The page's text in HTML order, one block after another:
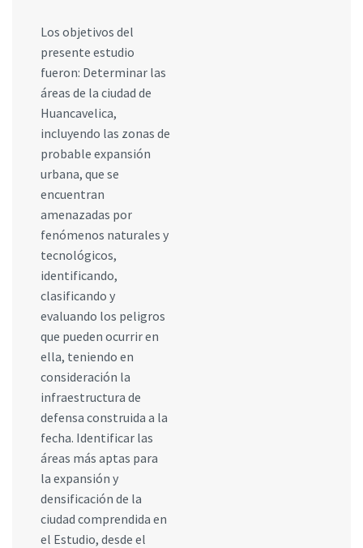
Los objetivos del
presente estudio
fueron: Determinar las
áreas de la ciudad de
Huancavelica,
incluyendo las zonas de
probable expansión
urbana, que se
encuentran
amenazadas por
fenómenos naturales y
tecnológicos,
identificando,
clasificando y
evaluando los peligros
que pueden ocurrir en
ella, teniendo en
consideración la
infraestructura de
defensa construida a la
fecha. Identificar las
áreas más aptas para
la expansión y
densificación de la
ciudad comprendida en
el Estudio, desde el